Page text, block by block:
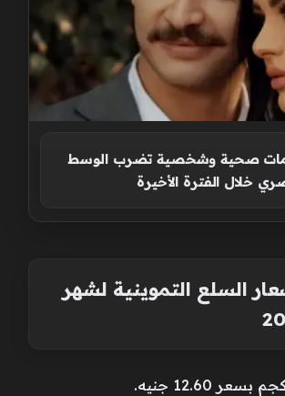
صحية وشخصية تضرب الوسط
خلال الفترة الأخيرة
السلع التموينية لشهر